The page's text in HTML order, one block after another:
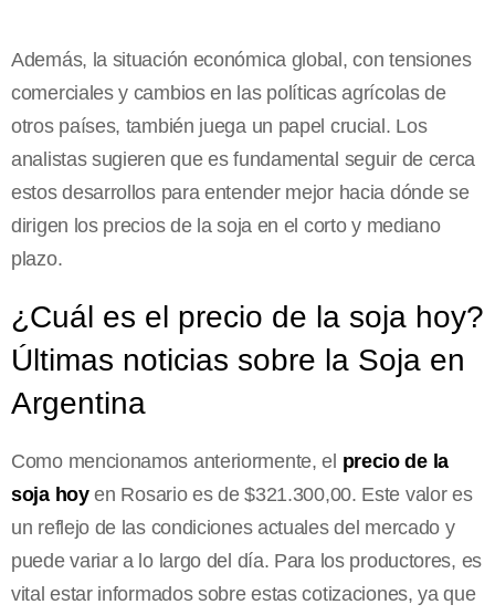
Además, la situación económica global, con tensiones
comerciales y cambios en las políticas agrícolas de
otros países, también juega un papel crucial. Los
analistas sugieren que es fundamental seguir de cerca
estos desarrollos para entender mejor hacia dónde se
dirigen los precios de la soja en el corto y mediano
plazo.
¿Cuál es el precio de la soja hoy?
Últimas noticias sobre la Soja en
Argentina
Como mencionamos anteriormente, el precio de la
soja hoyen Rosario es de $321.300,00. Este valor es
un reflejo de las condiciones actuales del mercado y
puede variar a lo largo del día. Para los productores, es
vital estar informados sobre estas cotizaciones, ya que